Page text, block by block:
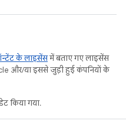
के लाइसेंसमें बताए गए लाइसेंस
और/या इससे जुड़ी हुई कंपनियों के
किया गया.